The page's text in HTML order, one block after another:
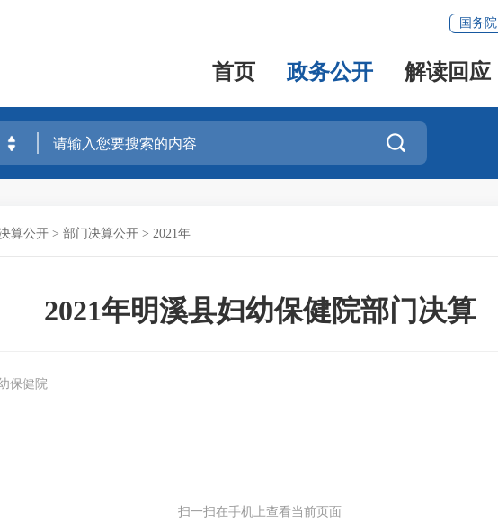
国务院
首页 政务公开 解读回应

算公开 > 部门决算公开 > 2021年
2021年明溪县妇幼保健院部门决算
保健院
扫一扫在手机上查看当前页面